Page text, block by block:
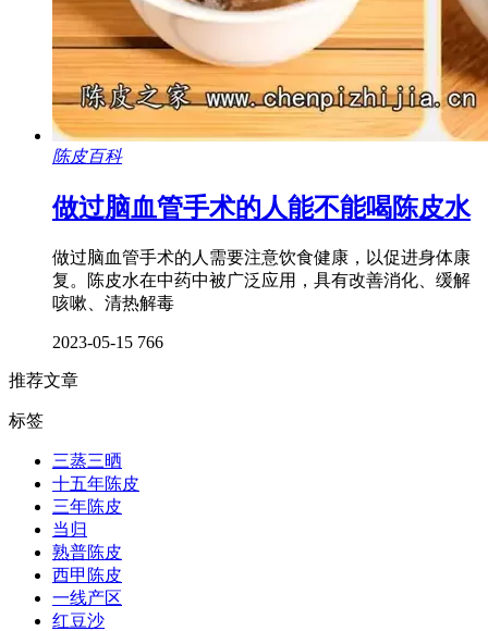
陈皮百科
做过脑血管手术的人能不能喝陈皮水
做过脑血管手术的人需要注意饮食健康，以促进身体康
复。陈皮水在中药中被广泛应用，具有改善消化、缓解
咳嗽、清热解毒
2023-05-15 766
推荐文章
标签
三蒸三晒
十五年陈皮
三年陈皮
当归
熟普陈皮
西甲陈皮
一线产区
红豆沙